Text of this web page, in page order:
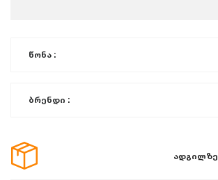
წონა :
ბრენდი :
ადგილზე